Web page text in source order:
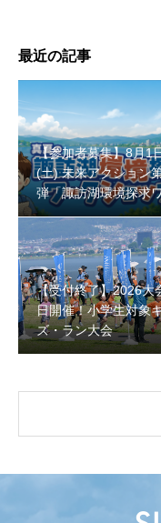
【受付終了】2026大
ン大会
最近の記事
【参加者募集】8月1
(土) 未来アクション
弾「諏訪湖環境探求
クショップ」小学４
から！
【受付終了】2026大
日開催！小学生対象
ズ・ラン大会